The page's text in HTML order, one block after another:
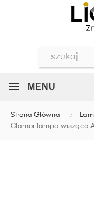
MENU
Strona Główna
Clamor lampa wisząca